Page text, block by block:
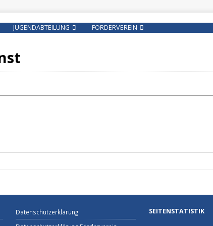
JUGENDABTEILUNG FÖRDERVEREIN
Datenschutzerklärung
SEITENSTATISTIK